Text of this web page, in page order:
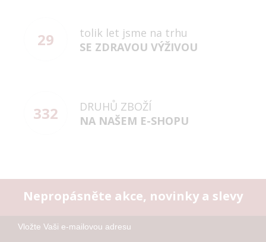
29
tolik let jsme na trhu
SE ZDRAVOU VÝŽIVOU
332
DRUHŮ ZBOŽÍ
NA NAŠEM E-SHOPU
Nepropásněte akce, novinky a slevy